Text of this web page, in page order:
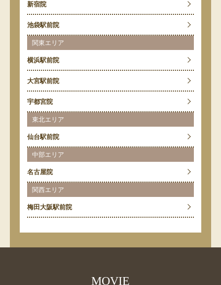
新宿院
池袋駅前院
関東エリア
横浜駅前院
大宮駅前院
宇都宮院
東北エリア
仙台駅前院
中部エリア
名古屋院
関西エリア
梅田大阪駅前院
MOVIE